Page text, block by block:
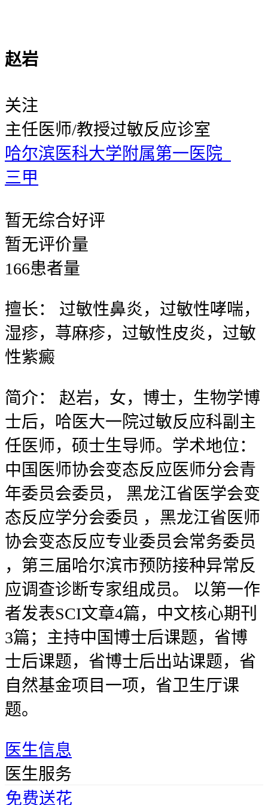
赵岩
关注
主任医师/教授过敏反应诊室
哈尔滨医科大学附属第一医院
三甲
暂无综合好评
暂无评价量
166患者量
擅长：
过敏性鼻炎，过敏性哮喘，
湿疹，荨麻疹，过敏性皮炎，过敏
性紫癜
简介：
赵岩，女，博士，生物学博
士后，哈医大一院过敏反应科副主
任医师，硕士生导师。学术地位：
中国医师协会变态反应医师分会青
年委员会委员， 黑龙江省医学会变
态反应学分会委员 ，黑龙江省医师
协会变态反应专业委员会常务委员
，第三届哈尔滨市预防接种异常反
应调查诊断专家组成员。 以第一作
者发表SCI文章4篇，中文核心期刊
3篇；主持中国博士后课题，省博
士后课题，省博士后出站课题，省
自然基金项目一项，省卫生厅课
题。
医生信息
医生服务
免费送花